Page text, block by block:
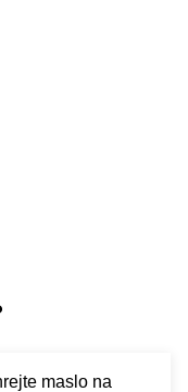
maslo na